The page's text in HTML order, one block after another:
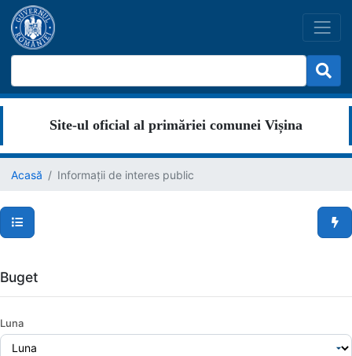
Site-ul oficial al primăriei comunei Vișina
Acasă Informații de interes public
Secțiuni pagină
Buget
Luna